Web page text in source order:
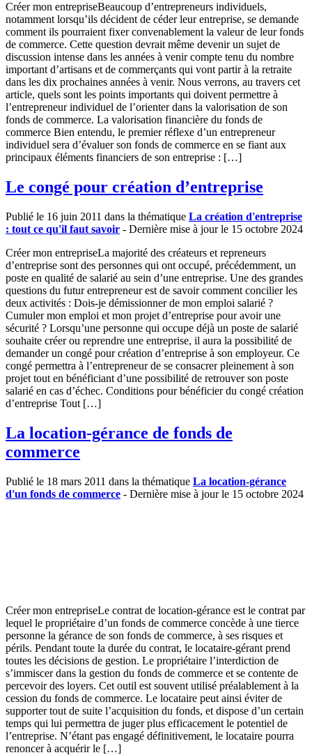
Créer mon entrepriseBeaucoup d’entrepreneurs individuels,
notamment lorsqu’ils décident de céder leur entreprise, se demande
comment ils pourraient fixer convenablement la valeur de leur fonds
de commerce. Cette question devrait même devenir un sujet de
discussion intense dans les années à venir compte tenu du nombre
important d’artisans et de commerçants qui vont partir à la retraite
dans les dix prochaines années à venir. Nous verrons, au travers cet
article, quels sont les points importants qui doivent permettre à
l’entrepreneur individuel de l’orienter dans la valorisation de son
fonds de commerce. La valorisation financière du fonds de
commerce Bien entendu, le premier réflexe d’un entrepreneur
individuel sera d’évaluer son fonds de commerce en se fiant aux
principaux éléments financiers de son entreprise : […]
Le congé pour création d’entreprise
Publié le 16 juin 2011 dans la thématique La création d'entreprise
: tout ce qu'il faut savoir - Dernière mise à jour le 15 octobre 2024
Créer mon entrepriseLa majorité des créateurs et repreneurs
d’entreprise sont des personnes qui ont occupé, précédemment, un
poste en qualité de salarié au sein d’une entreprise. Une des grandes
questions du futur entrepreneur est de savoir comment concilier les
deux activités : Dois-je démissionner de mon emploi salarié ?
Cumuler mon emploi et mon projet d’entreprise pour avoir une
sécurité ? Lorsqu’une personne qui occupe déjà un poste de salarié
souhaite créer ou reprendre une entreprise, il aura la possibilité de
demander un congé pour création d’entreprise à son employeur. Ce
congé permettra à l’entrepreneur de se consacrer pleinement à son
projet tout en bénéficiant d’une possibilité de retrouver son poste
salarié en cas d’échec. Conditions pour bénéficier du congé création
d’entreprise Tout […]
La location-gérance de fonds de
commerce
Publié le 18 mars 2011 dans la thématique La location-gérance
d'un fonds de commerce - Dernière mise à jour le 15 octobre 2024
Créer mon entrepriseLe contrat de location-gérance est le contrat par
lequel le propriétaire d’un fonds de commerce concède à une tierce
personne la gérance de son fonds de commerce, à ses risques et
périls. Pendant toute la durée du contrat, le locataire-gérant prend
toutes les décisions de gestion. Le propriétaire l’interdiction de
s’immiscer dans la gestion du fonds de commerce et se contente de
percevoir des loyers. Cet outil est souvent utilisé préalablement à la
cession du fonds de commerce. Le locataire peut ainsi éviter de
supporter tout de suite l’acquisition du fonds, et dispose d’un certain
temps qui lui permettra de juger plus efficacement le potentiel de
l’entreprise. N’étant pas engagé définitivement, le locataire pourra
renoncer à acquérir le […]